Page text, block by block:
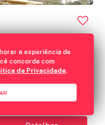
a experiência de
concorda com
de Privacidade.